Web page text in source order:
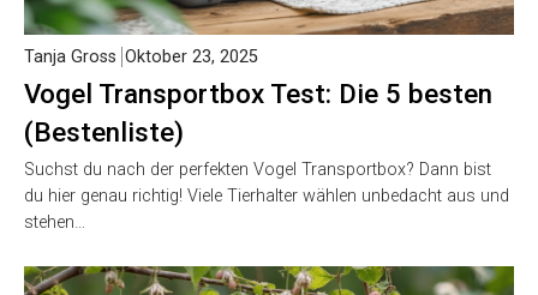
Vogel Transportbox Test: Die 5 besten
(Bestenliste)
Tanja Gross Oktober 23, 2025
Suchst du nach der perfekten Vogel Transportbox? Dann bist
du hier genau richtig! Viele Tierhalter wählen unbedacht aus und
stehen…